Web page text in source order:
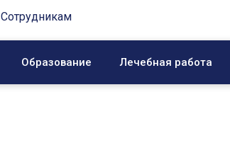
Сотрудникам
Образование Лечебная работа